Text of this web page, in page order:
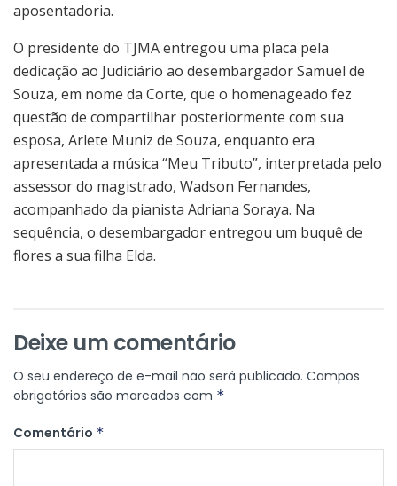
aposentadoria.
O presidente do TJMA entregou uma placa pela
dedicação ao Judiciário ao desembargador Samuel de
Souza, em nome da Corte, que o homenageado fez
questão de compartilhar posteriormente com sua
esposa, Arlete Muniz de Souza, enquanto era
apresentada a música “Meu Tributo”, interpretada pelo
assessor do magistrado, Wadson Fernandes,
acompanhado da pianista Adriana Soraya. Na
sequência, o desembargador entregou um buquê de
flores a sua filha Elda.
Deixe um comentário
O seu endereço de e-mail não será publicado. Campos
obrigatórios são marcados com *
Comentário *